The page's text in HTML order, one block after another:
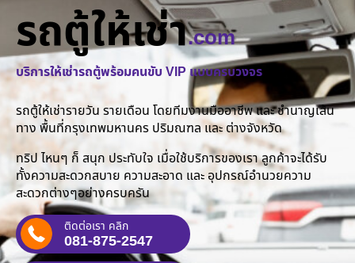
รถตู้ให้เช่า.com
บริการให้เช่ารถตู้พร้อมคนขับ VIP แบบครบวงจร
รถตู้ให้เช่ารายวัน รายเดือน โดยทีมงานมืออาชีพ และ ชำนาญเส้น
ทาง พื้นที่กรุงเทพมหานคร ปริมณฑล และ ต่างจังหวัด
ทริป ไหนๆ ก็ สนุก ประทับใจ เมื่อใช้บริการของเรา ลูกค้าจะได้รับ
ทั้งความสะดวกสบาย ความสะอาด และ อุปกรณ์อำนวยความ
สะดวกต่างๆอย่างครบครัน
ติดต่อเรา คลิก
081-875-2547